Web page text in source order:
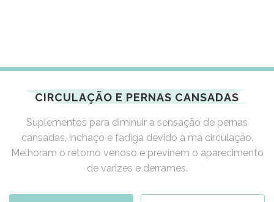
CIRCULAÇÃO E PERNAS CANSADAS
Suplementos para diminuir a sensação de pernas
cansadas, inchaço e fadiga devido à má circulação.
Melhoram o retorno venoso e previnem o aparecimento
de varizes e derrames.